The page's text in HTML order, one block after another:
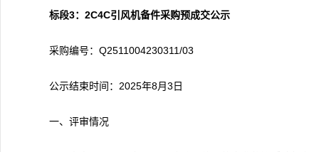
标段3：2C4C引风机备件采购预成交公示
采购编号：Q2511004230311/03
公示结束时间：2025年8月3日
一、评审情况